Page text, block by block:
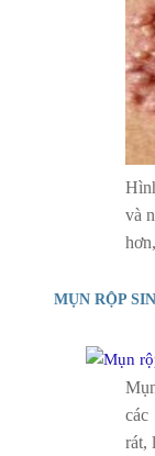
và
MỤN RỘP
rát,